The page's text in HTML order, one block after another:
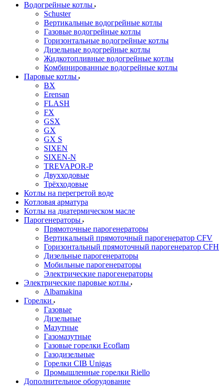
Водогрейные котлы
Schuster
Вертикальные водогрейные котлы
Газовые водогрейные котлы
Горизонтальные водогрейные котлы
Дизельные водогрейные котлы
Жидкотопливные водогрейные котлы
Комбинированные водогрейные котлы
Паровые котлы
BX
Erensan
FLASH
FX
GSX
GX
GX S
SIXEN
SIXEN-N
TREVAPOR-P
Двухходовые
Трёхходовые
Котлы на перегретой воде
Котловая арматура
Котлы на диатермическом масле
Парогенераторы
Прямоточные парогенераторы
Вертикальный прямоточный парогенератор CFV
Горизонтальный прямоточный парогенератор CFH
Дизельные парогенераторы
Мобильные парогенераторы
Электрические парогенераторы
Электрические паровые котлы
Albamakina
Горелки
Газовые
Дизельные
Мазутные
Газомазутные
Газовые горелки Ecoflam
Газодизельные
Горелки CIB Unigas
Промышленные горелки Riello
Дополнительное оборудование